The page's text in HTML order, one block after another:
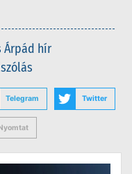
Árpád hír
Telegram Twitter